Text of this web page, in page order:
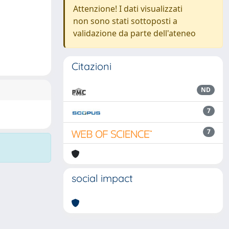
Attenzione! I dati visualizzati
non sono stati sottoposti a
validazione da parte dell'ateneo
Citazioni
ND
7
7
social impact